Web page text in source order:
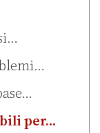
per…